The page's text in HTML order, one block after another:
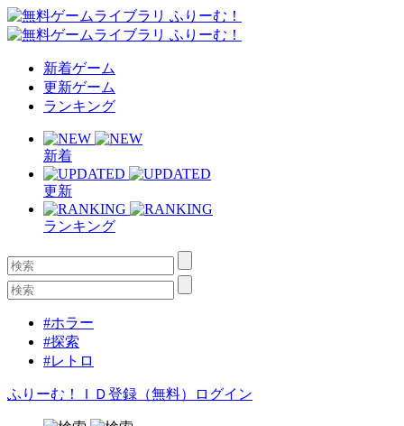
新着ゲーム
更新ゲーム
ランキング
新着
更新
ランキング
#ホラー
#探索
#レトロ
ふりーむ！ＩＤ登録（無料） ログイン